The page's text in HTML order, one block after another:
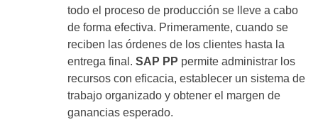
todo el proceso de producción se lleve a cabo
de forma efectiva. Primeramente, cuando se
reciben las órdenes de los clientes hasta la
entrega final. SAP PP permite administrar los
recursos con eficacia, establecer un sistema de
trabajo organizado y obtener el margen de
ganancias esperado.